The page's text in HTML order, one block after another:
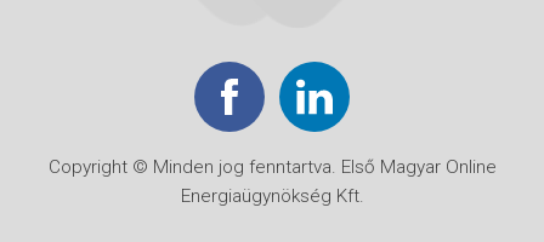
Copyright © Minden jog fenntartva. Első Magyar Online
Energiaügynökség Kft.